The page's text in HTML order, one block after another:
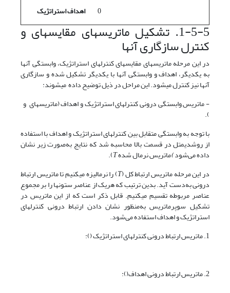
0
اهداف استراتژیک
1-5-5. تشکیل ماتریس­های مقایسه­ای و
کنترل سازگاری آنها
در این مرحله ماتریس­های مقایسه­ای کنترل­های استراتژیک، وابستگی آنها
به یکدیگر، اهداف و وابستگی آنها با یکدیگر تشکیل شده و سازگاری
آنها نیز کنترل می­شود. این مراحل در ذیل توضیح داده می­شوند:
- ماتریس وابستگی درونی کنترل­های استراتژیک و اهداف (ماتریس­های و
).
با توجه به وابستگی متقابل بین کنترل­های استراتژیک و اهداف با استفاده
از روشدیمتل در قسمت بالا محاسبه شد که نتایج به‌صورت زیر نشان
داده می‌شود)ماتریس نرمال شدهT
).
در این مرحله ماتریس ارتباط کل (T) را نرمالیزه می­کنیم تا ماتریس ارتباط
درونی به‌دست آید. بدین‌ ترتیب که هریک از عناصر ستون­ها را بر مجموع
عناصر مربوطه تقسیم می­کنیم. قابل ذکر است که از این ماتریس در
تشکیل سوپرماتریس به‌منظور نشان دادن ارتباط درونی کنترل­های
استراتژیک و اهداف استفاده می‌شود.
1. ماتریس ارتباط درونی کنترل­های استراتژیک ():
2. ماتریس ارتباط درونی اهداف():